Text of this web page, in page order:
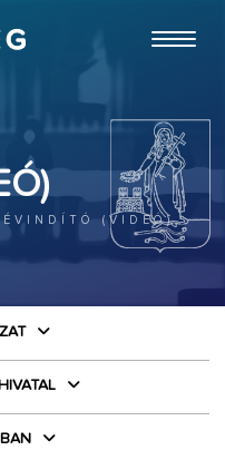
ÉVINDÍTÓ (VIDEÓ)